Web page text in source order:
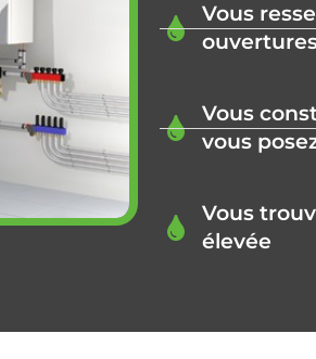
Vous
Vous
vous
Vous
élevée